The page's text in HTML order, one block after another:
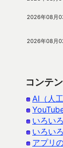
2026年08月
2026年08月
コンテ
AI（人
いろい
いろい
アプリ